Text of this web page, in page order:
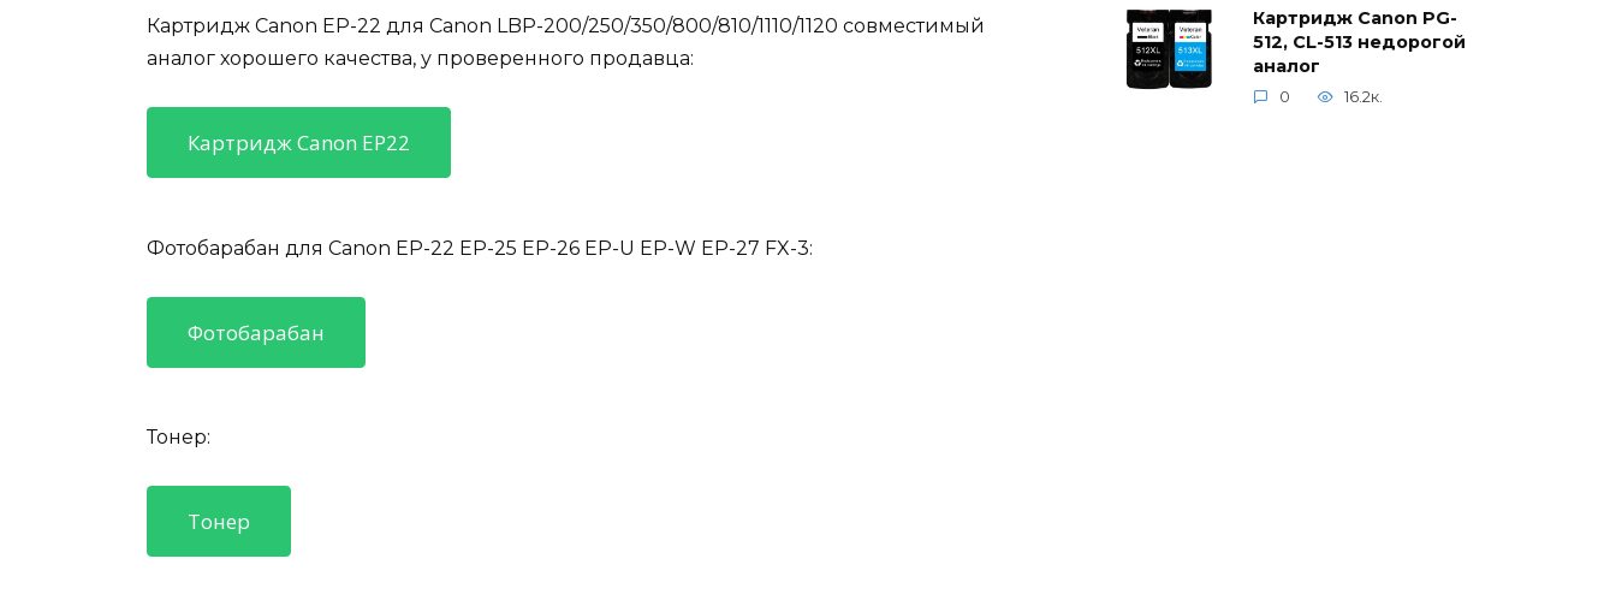
Картридж Canon EP-22 для Canon LBP-200/250/350/800/810/1110/1120 совместимый
аналог хорошего качества, у проверенного продавца:
Картридж Canon EP22
Фотобарабан для Canon EP-22 EP-25 EP-26 EP-U EP-W EP-27 FX-3:
Фотобарабан
Тонер:
Тонер
Картридж Canon PG-
512, CL-513 недорогой
аналог
0 16.2к.